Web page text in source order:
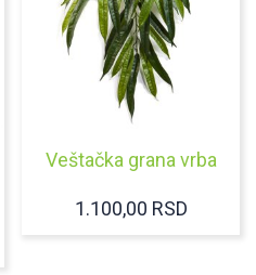
Veštačka grana vrba
1.100,00 RSD